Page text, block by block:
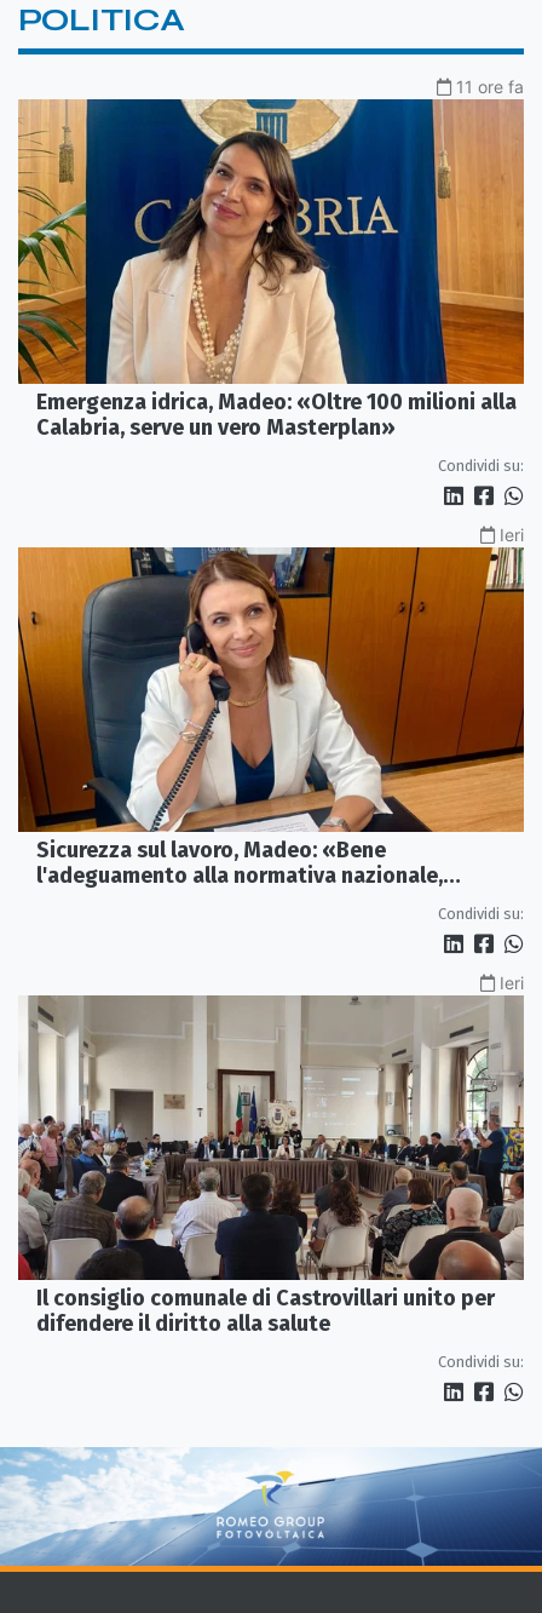
POLITICA
11 ore fa
Emergenza idrica, Madeo: «Oltre 100 milioni alla
Calabria, serve un vero Masterplan»
Condividi su:
Ieri
Sicurezza sul lavoro, Madeo: «Bene
l'adeguamento alla normativa nazionale,
Condividi su:
Ieri
Il consiglio comunale di Castrovillari unito per
difendere il diritto alla salute
Condividi su: